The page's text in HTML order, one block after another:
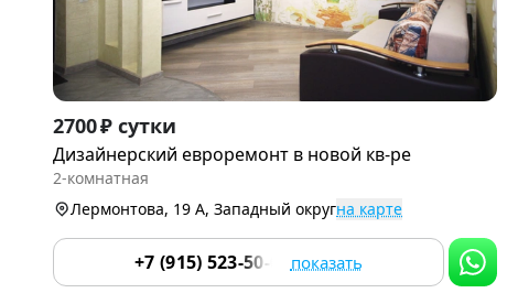
Item
1
of
2700 ₽ сутки
Дизайнерский евроремонт в новой кв-ре
2-комнатная
Лермонтова, 19 А, Западный округна карте
+7 (915) 523-50-05 показать